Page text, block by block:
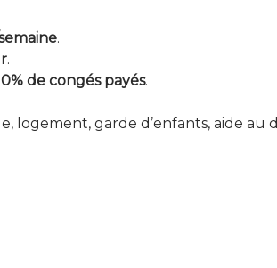
.
.
de congés payés.
logement, garde d’enfants, aide au